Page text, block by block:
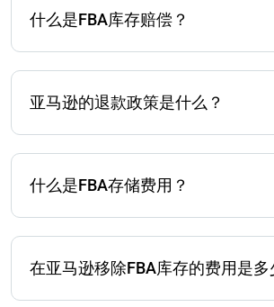
什么是FBA库存赔偿？
亚马逊的退款政策是什么？
什么是FBA存储费用？
存储时间。
在亚马逊移除FBA库存的费用是多